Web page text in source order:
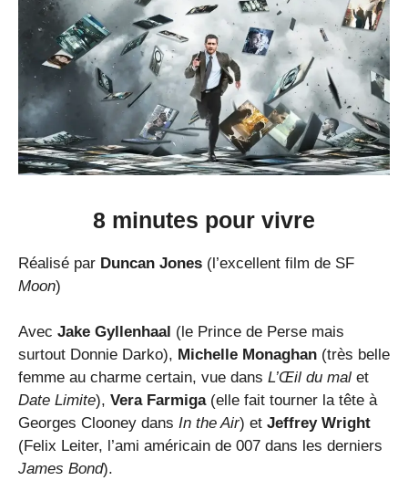
8 minutes pour vivre
Réalisé par Duncan Jones (l’excellent film de SF
Moon)
Avec Jake Gyllenhaal (le Prince de Perse mais
surtout Donnie Darko), Michelle Monaghan (très belle
femme au charme certain, vue dans L’Œil du mal et
Date Limite), Vera Farmiga(elle fait tourner la tête à
Georges Clooney dans In the Air) et Jeffrey Wright
(Felix Leiter, l’ami américain de 007 dans les derniers
James Bond).